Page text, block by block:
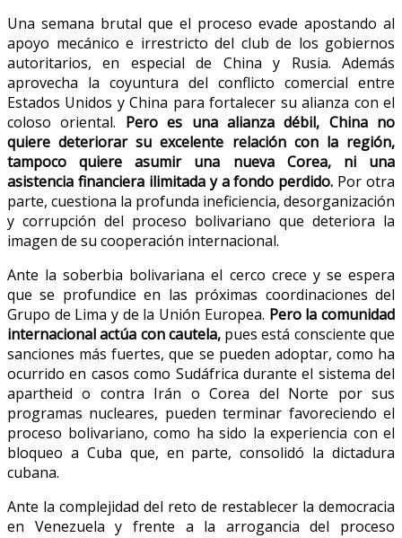
Una semana brutal que el proceso evade apostando al
apoyo mecánico e irrestricto del club de los gobiernos
autoritarios, en especial de China y Rusia. Además
aprovecha la coyuntura del conflicto comercial entre
Estados Unidos y China para fortalecer su alianza con el
coloso oriental. Pero es una alianza débil, China no
quiere deteriorar su excelente relación con la región,
tampoco quiere asumir una nueva Corea, ni una
asistencia financiera ilimitada y a fondo perdido. Por otra
parte, cuestiona la profunda ineficiencia, desorganización
y corrupción del proceso bolivariano que deteriora la
imagen de su cooperación internacional.
Ante la soberbia bolivariana el cerco crece y se espera
que se profundice en las próximas coordinaciones del
Grupo de Lima y de la Unión Europea. Pero la comunidad
internacional actúa con cautela,pues está consciente que
sanciones más fuertes, que se pueden adoptar, como ha
ocurrido en casos como Sudáfrica durante el sistema del
apartheid o contra Irán o Corea del Norte por sus
programas nucleares, pueden terminar favoreciendo el
proceso bolivariano, como ha sido la experiencia con el
bloqueo a Cuba que, en parte, consolidó la dictadura
cubana.
Ante la complejidad del reto de restablecer la democracia
en Venezuela y frente a la arrogancia del proceso